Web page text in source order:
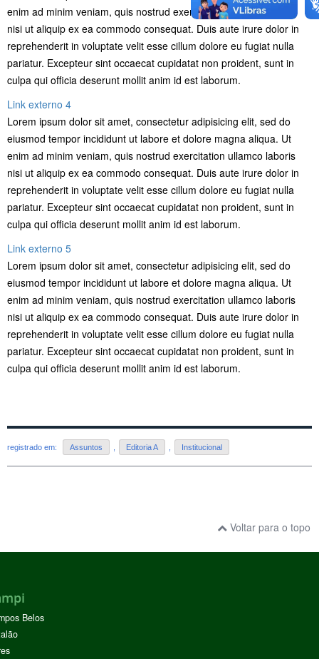
enim ad minim veniam, quis nostrud exercitation ullamco laboris
nisi ut aliquip ex ea commodo consequat. Duis aute irure dolor in
reprehenderit in voluptate velit esse cillum dolore eu fugiat nulla
pariatur. Excepteur sint occaecat cupidatat non proident, sunt in
culpa qui officia deserunt mollit anim id est laborum.
Link externo 4
Lorem ipsum dolor sit amet, consectetur adipisicing elit, sed do
eiusmod tempor incididunt ut labore et dolore magna aliqua. Ut
enim ad minim veniam, quis nostrud exercitation ullamco laboris
nisi ut aliquip ex ea commodo consequat. Duis aute irure dolor in
reprehenderit in voluptate velit esse cillum dolore eu fugiat nulla
pariatur. Excepteur sint occaecat cupidatat non proident, sunt in
culpa qui officia deserunt mollit anim id est laborum.
Link externo 5
Lorem ipsum dolor sit amet, consectetur adipisicing elit, sed do
eiusmod tempor incididunt ut labore et dolore magna aliqua. Ut
enim ad minim veniam, quis nostrud exercitation ullamco laboris
nisi ut aliquip ex ea commodo consequat. Duis aute irure dolor in
reprehenderit in voluptate velit esse cillum dolore eu fugiat nulla
pariatur. Excepteur sint occaecat cupidatat non proident, sunt in
culpa qui officia deserunt mollit anim id est laborum.
registrado em: Assuntos Editoria A Institucional
Voltar para o topo
Belos